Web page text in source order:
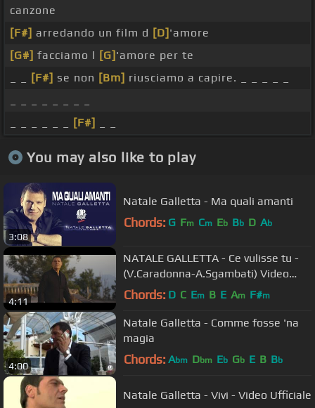
canzone
[F#] arredando un film d [D] 'amore
[G#] facciamo l [G] 'amore per te
[F#] se non [Bm] riusciamo a capire. _ _ _ _ _
[F#]
You may also like to play
3:08
Natale Galletta - Ma quali amanti
Chords: G Fm Cm Eb Bb D Ab
4:11
NATALE GALLETTA - Ce vulisse tu -
(V.Caradonna-A.Sgambati) Video
ufficiale
Chords: D C Em B E Am F#m
4:00
Natale Galletta - Comme fosse 'na
magia
Chords: Abm Dbm Eb Gb E B Bb
Natale Galletta - Vivi - Video Ufficiale